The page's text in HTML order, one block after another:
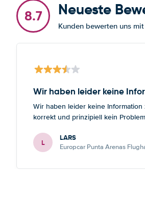
8.7 Neueste
Kunden bewerten uns
Wir haben leider keine
Wir haben leider keine
korrekt und prinzipiell kein
L LARS
Europcar Punta Arenas